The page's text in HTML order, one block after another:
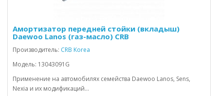
Амортизатор передней стойки (вкладыш)
Daewoo Lanos (газ-масло) CRB
Производитель: CRB Korea
Модель: 13043091G
Применение на автомобилях семейства Daewoo Lanos, Sens,
Nexia и их модификаций...